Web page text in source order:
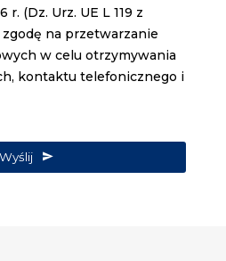
(Dz. Urz. UE L 119 z
zgodę na przetwarzanie
w celu otrzymywania
kontaktu telefonicznego i
Wyślij